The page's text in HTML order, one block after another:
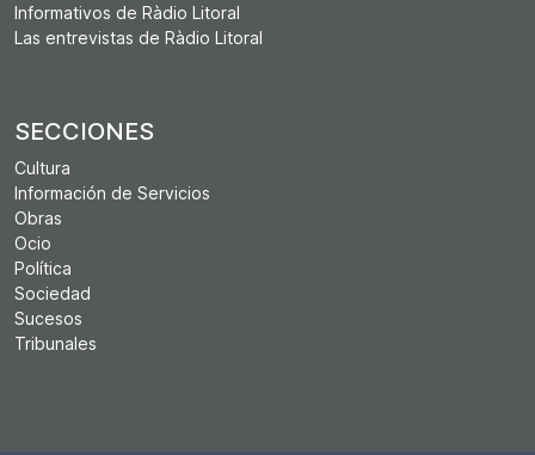
Informativos de Ràdio Litoral
Las entrevistas de Ràdio Litoral
SECCIONES
Cultura
Información de Servicios
Obras
Ocio
Política
Sociedad
Sucesos
Tribunales